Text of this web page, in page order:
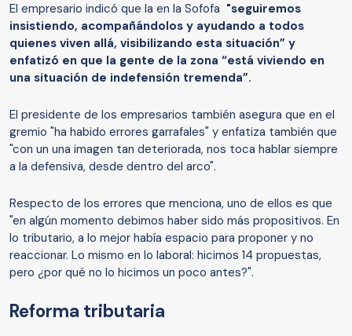
El empresario indicó que la en la Sofofa "seguiremos
insistiendo, acompañándolos y ayudando a todos
quienes viven allá, visibilizando esta situación” y
enfatizó en que la gente de la zona “está viviendo en
una situación de indefensión tremenda”.
El presidente de los empresarios también asegura que en el
gremio "ha habido errores garrafales" y enfatiza también que
"con un una imagen tan deteriorada, nos toca hablar siempre
a la defensiva, desde dentro del arco".
Respecto de los errores que menciona, uno de ellos es que
"en algún momento debimos haber sido más propositivos. En
lo tributario, a lo mejor había espacio para proponer y no
reaccionar. Lo mismo en lo laboral: hicimos 14 propuestas,
pero ¿por qué no lo hicimos un poco antes?".
Reforma tributaria